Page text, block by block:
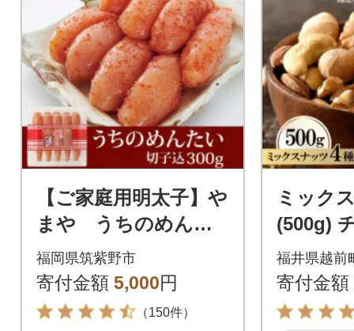
【ご家庭用明太子】や
まや うちのめんた
い切子込300g(筑紫野
市)
福岡県筑紫野市
寄付金額 5,000円
（150件）
ミック
(500g)
き 食塩
21]
福井県越前
寄付金額